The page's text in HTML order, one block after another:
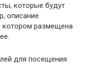
которые будут
описание
котором размещена
для посещения